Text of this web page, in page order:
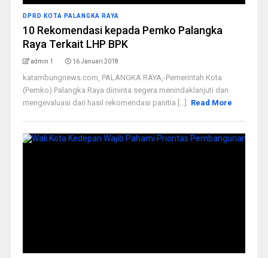
DPRD KOTA PALANGKA RAYA
10 Rekomendasi kepada Pemko Palangka
Raya Terkait LHP BPK
admin 1 16 Januari 2018
katambungnews.com, PALANGKA RAYA,-Pemerintah Kota
(Pemko) Palangka Raya diminta segera menindaklanjuti dan
mengevaluasi dari hasil rekomendasi panitia [...]
Read More